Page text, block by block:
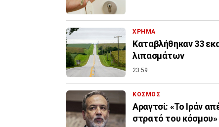
ΧΡΗΜΑ
Καταβλήθηκαν 33
λιπασμάτων
23:59
ΚΟΣΜΟΣ
Αραγτσί: «Το Ιράν
στρατό του κόσμου»